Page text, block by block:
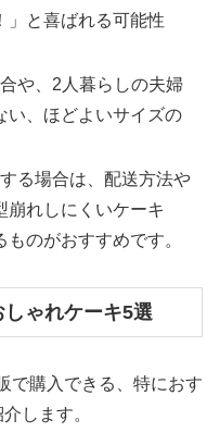
」と喜ばれる可能性
や、2人暮らしの夫婦
い、ほどよいサイズの
る場合は、配送方法や
崩れしにくいケーキ
のがおすすめです。
ゃれケーキ5選
で購入できる、特におす
します。